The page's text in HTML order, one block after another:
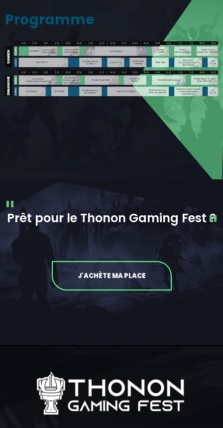
Programme
Prêt pour le Thonon Gaming Fest ?
J'ACHÈTE MA PLACE